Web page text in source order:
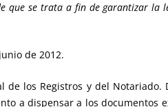
que se trata a fin de garantizar la
de 2012.
de los Registros y del Notariado.
a dispensar a los documentos